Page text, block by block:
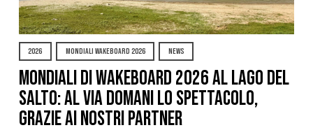
2026 MONDIALI WAKEBOARD 2026 NEWS
Mondiali di Wakeboard 2026 al Lago del
Salto: al via domani lo spettacolo,
grazie ai nostri Partner